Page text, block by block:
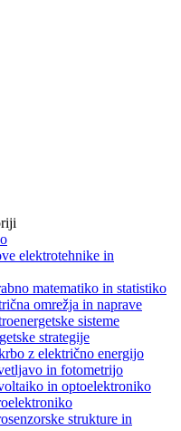
elektrotehnike in
matematiko in statistiko
omrežja in naprave
sisteme
strategije
z električno energijo
in fotometrijo
in optoelektroniko
strukture in